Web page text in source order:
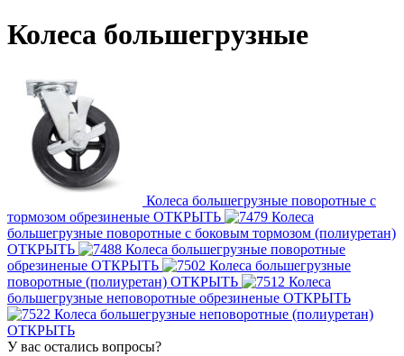
Колеса большегрузные
Колеса большегрузные поворотные с
тормозом обрезиненые ОТКРЫТЬ
Колеса
большегрузные поворотные с боковым тормозом (полиуретан)
ОТКРЫТЬ
Колеса большегрузные поворотные
обрезиненые ОТКРЫТЬ
Колеса большегрузные
поворотные (полиуретан) ОТКРЫТЬ
Колеса
большегрузные неповоротные обрезиненые ОТКРЫТЬ
Колеса большегрузные неповоротные (полиуретан)
ОТКРЫТЬ
У вас остались вопросы?